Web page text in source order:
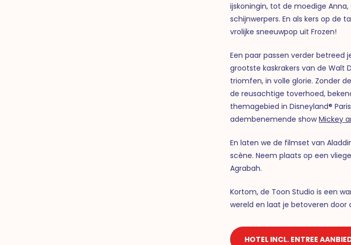
ijskoningin, tot de moedige
schijnwerpers. En als kers op de
vrolijke sneeuwpop uit Frozen!
Een paar passen verder betreed
grootste kaskrakers van de Walt
triomfen, in volle glorie. Zonder
de reusachtige toverhoed,
themagebied in Disneyland®
adembenemende showMickey
En laten we de filmset van
scène. Neem plaats op een
Agrabah.
Kortom, de Toon Studio is een
wereld en laat je betoveren door
HOTEL INCL. ENTREE